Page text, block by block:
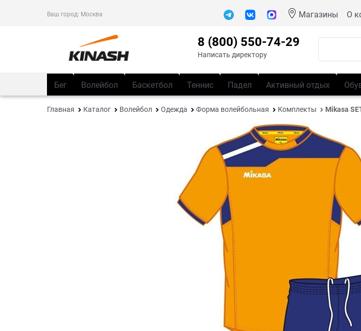
Ваш город: Москва Магазины О
8 (800) 550-74-29
Написать директору
Бег Волейбол Баскетбол Теннис Падел Активный отдых
Главная Каталог Волейбол Одежда Форма волейбольная Комплекты Mikasa